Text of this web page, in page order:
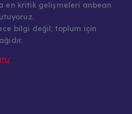
en kritik gelişmeleri anbean
bilgi değil; toplum için